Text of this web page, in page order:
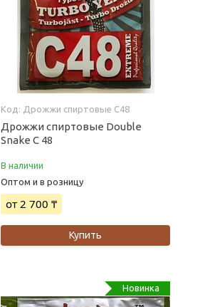
Дрожжи спиртовые С48
Дрожжи спиртовые Double
Snake C 48
В наличии
Оптом и в розницу
от 2 700 ₸
Купить
Новинка